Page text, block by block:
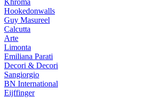
Khroma
Hookedonwalls
Guy Masureel
Calcutta
Arte
Limonta
Emiliana Parati
Decori & Decori
Sangiorgio
BN International
Eijffinger